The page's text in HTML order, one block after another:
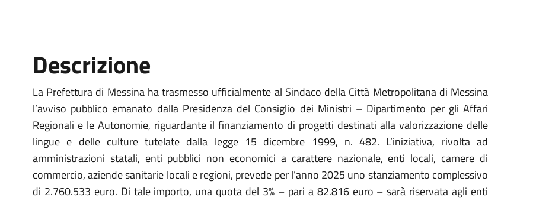
Descrizione
La Prefettura di Messina ha trasmesso ufficialmente al Sindaco della Città Metropolitana di Messina
l’avviso pubblico emanato dalla Presidenza del Consiglio dei Ministri – Dipartimento per gli Affari
Regionali e le Autonomie, riguardante il finanziamento di progetti destinati alla valorizzazione delle
lingue e delle culture tutelate dalla legge 15 dicembre 1999, n. 482. L’iniziativa, rivolta ad
amministrazioni statali, enti pubblici non economici a carattere nazionale, enti locali, camere di
commercio, aziende sanitarie locali e regioni, prevede per l’anno 2025 uno stanziamento complessivo
di 2.760.533 euro. Di tale importo, una quota del 3% – pari a 82.816 euro – sarà riservata agli enti